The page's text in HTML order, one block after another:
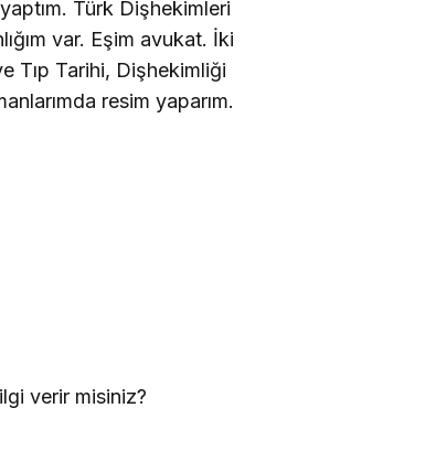
Türk Dişhekimleri
var. Eşim avukat. İki
Tıp Tarihi, Dişhekimliği
resim yaparım.
verir misiniz?